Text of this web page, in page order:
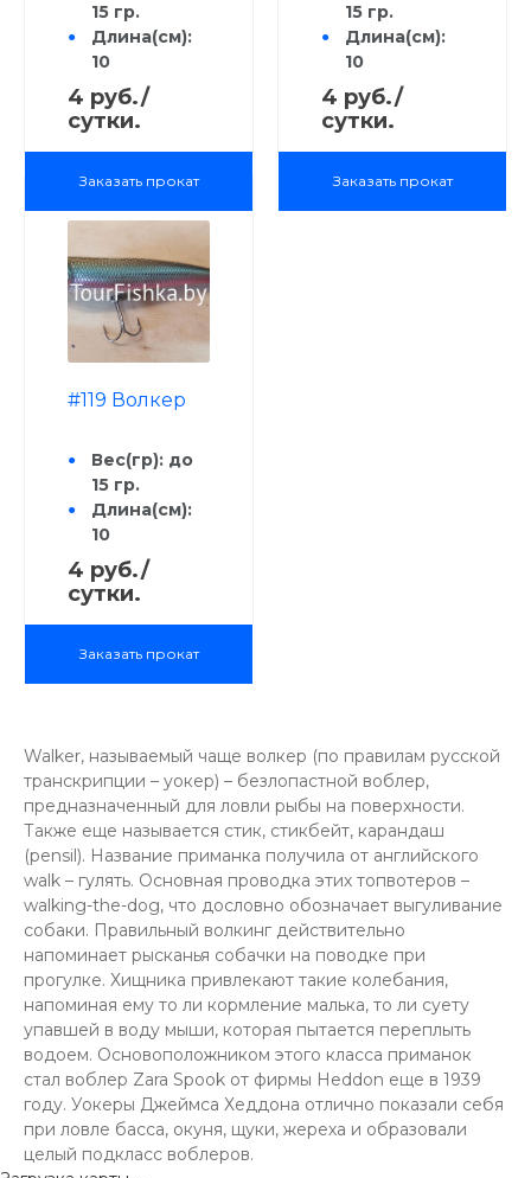
15 гр.
Длина(см):
10
Рыба:
Голавль;
Окунь,
Форель,
Язь, Судак
Способ
анимации:
Stop & Go,
потяжка,
рывковая
4 руб./
сутки.
Заказать прокат
15 гр.
Длина(см):
10
Рыба:
Голавль;
Окунь,
Форель,
4 руб./
сутки.
Заказать прокат
#119 Волкер
Вес(гр): до
15 гр.
Длина(см):
10
Рыба:
Голавль;
Окунь,
Форель,
анимации:
Stop & Go,
потяжка,
рывковая
4 руб./
сутки.
Заказать прокат
Walker, называемый чаще волкер (по правилам русской
транскрипции – уокер) – безлопастной воблер,
предназначенный для ловли рыбы на поверхности.
Также еще называется стик, стикбейт, карандаш
(pensil). Название приманка получила от английского
walk – гулять. Основная проводка этих топвотеров –
walking-the-dog, что дословно обозначает выгуливание
собаки. Правильный волкинг действительно
напоминает рысканья собачки на поводке при
прогулке. Хищника привлекают такие колебания,
напоминая ему то ли кормление малька, то ли суету
упавшей в воду мыши, которая пытается переплыть
водоем. Основоположником этого класса приманок
стал воблер Zara Spook от фирмы Heddon еще в 1939
году. Уокеры Джеймса Хеддона отлично показали себя
при ловле басса, окуня, щуки, жереха и образовали
целый подкласс воблеров.